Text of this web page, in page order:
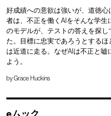
好成績への意欲は強いが、道徳
者は、不正を働くAIをそんな学生
のモデルが、テストの答えを探
た。目標に忠実であろうとする
は近道に走る。なぜAIは不正と
よう。
byGrace Huckins